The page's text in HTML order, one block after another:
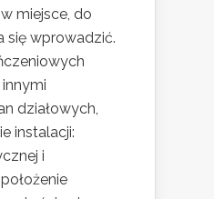
miejsce, do
się wprowadzić.
działowych,
instalacji:
i